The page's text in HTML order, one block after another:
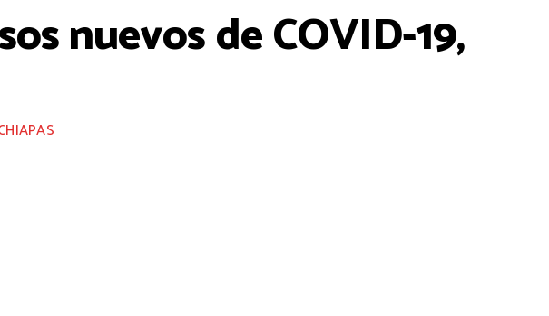
nuevos de COVID-19,